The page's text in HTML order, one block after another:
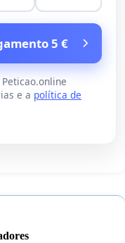
5 €
e a política de